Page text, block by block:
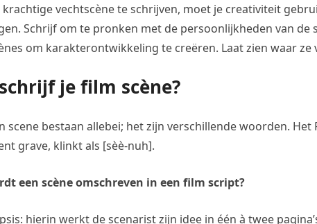
​​krachtige vechtscène te schrijven, moet je creativiteit
Schrijf om te pronken met de persoonlijkheden van de
om karakterontwikkeling te creëren. Laat zien waar ze
je film scène?
scene bestaan allebei; het zijn verschillende woorden.
grave, klinkt als [sèè-nuh].
een scène omschreven in een film script?
hierin werkt de scenarist zijn idee in één à twee